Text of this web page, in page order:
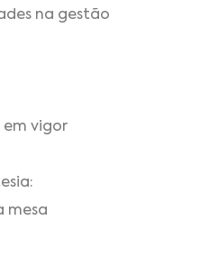
na gestão
vigor
mesa